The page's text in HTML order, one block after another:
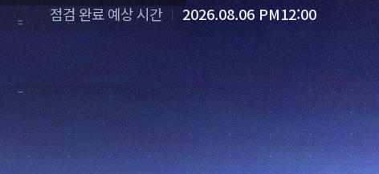
점검 완료 예상 시간 2026.08.06 PM12:00